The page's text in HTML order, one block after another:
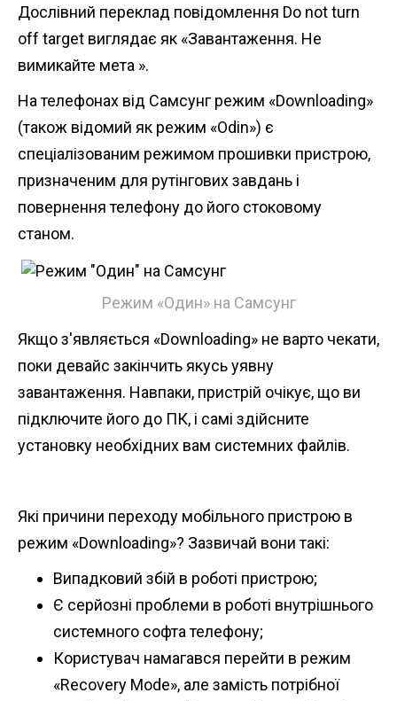
Дослівний переклад повідомлення Do not turn
off target виглядає як «Завантаження. Не
вимикайте мета ».
На телефонах від Самсунг режим «Downloading»
(також відомий як режим «Оdin») є
спеціалізованим режимом прошивки пристрою,
призначеним для рутінгових завдань і
повернення телефону до його стоковому
станом.
Режим «Один» на Самсунг
Якщо з'являється «Downloading» не варто чекати,
поки девайс закінчить якусь уявну
завантаження. Навпаки, пристрій очікує, що ви
підключите його до ПК, і самі здійсните
установку необхідних вам системних файлів.
Які причини переходу мобільного пристрою в
режим «Downloading»? Зазвичай вони такі:
Випадковий збій в роботі пристрою;
Є серйозні проблеми в роботі внутрішнього
системного софта телефону;
Користувач намагався перейти в режим
«Recovery Mode», але замість потрібної